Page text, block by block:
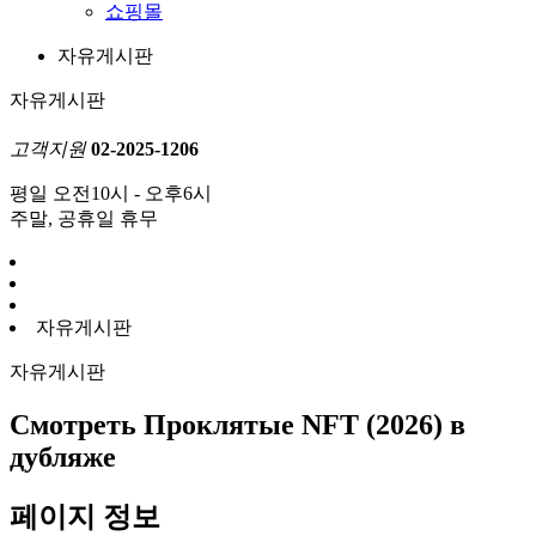
쇼핑몰
자유게시판
자유게시판
고객지원 02-2025-1206
평일 오전10시 - 오후6시
주말, 공휴일 휴무
자유게시판
자유게시판
Смотреть Проклятые NFT (2026) в
дубляже
페이지 정보